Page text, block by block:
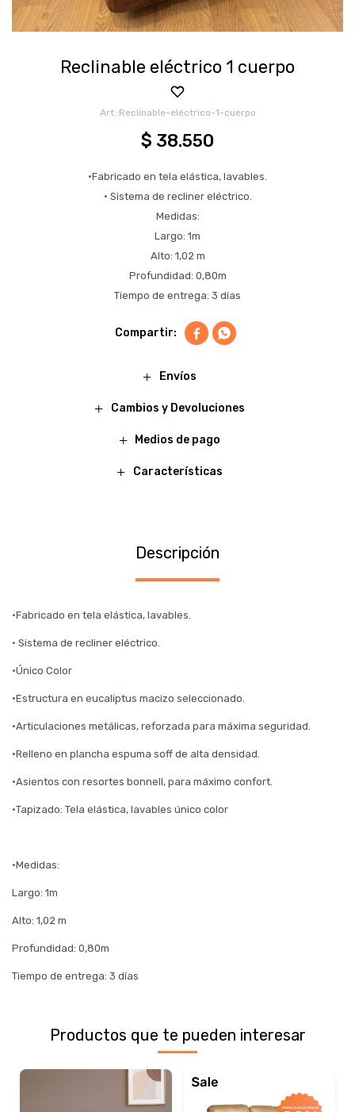
Reclinable eléctrico 1 cuerpo
Reclinable-eléctrico-1-cuerpo
$ 38.550
·Fabricado en tela elástica, lavables.
· Sistema de recliner eléctrico.
Medidas:
Largo: 1m
Alto: 1,02 m
Profundidad: 0,80m
Tiempo de entrega: 3 días
 
Envíos
Cambios y Devoluciones
Medios de pago
Características
Descripción
·Fabricado en tela elástica, lavables.
· Sistema de recliner eléctrico.
·Único Color
·Estructura en eucaliptus macizo seleccionado.
·Articulaciones metálicas, reforzada para máxima seguridad.
·Relleno en plancha espuma soff de alta densidad.
·Asientos con resortes bonnell, para máximo confort.
·Tapizado: Tela elástica, lavables único color
·Medidas:
Largo: 1m
Alto: 1,02 m
Profundidad: 0,80m
Tiempo de entrega: 3 días
Productos que te pueden interesar